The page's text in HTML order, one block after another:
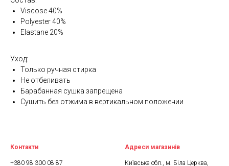
Viscose 40%
Polyester 40%
Elastane 20%
Уход:
Только ручная стирка
Не отбеливать
Барабанная сушка запрещена
Сушить без отжима в вертикальном положении
Контакти
+380 98 300 08 87
Адреси магазинів
Київська обл., м. Біла Церква,